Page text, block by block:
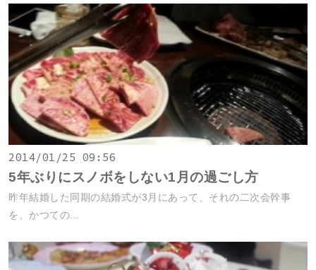
2014/01/25 09:56
5年ぶりにスノボをしない1月の過ごし方
昨年結婚した同期の結婚式が3月にあって、それの二次会幹事
を、かつての...